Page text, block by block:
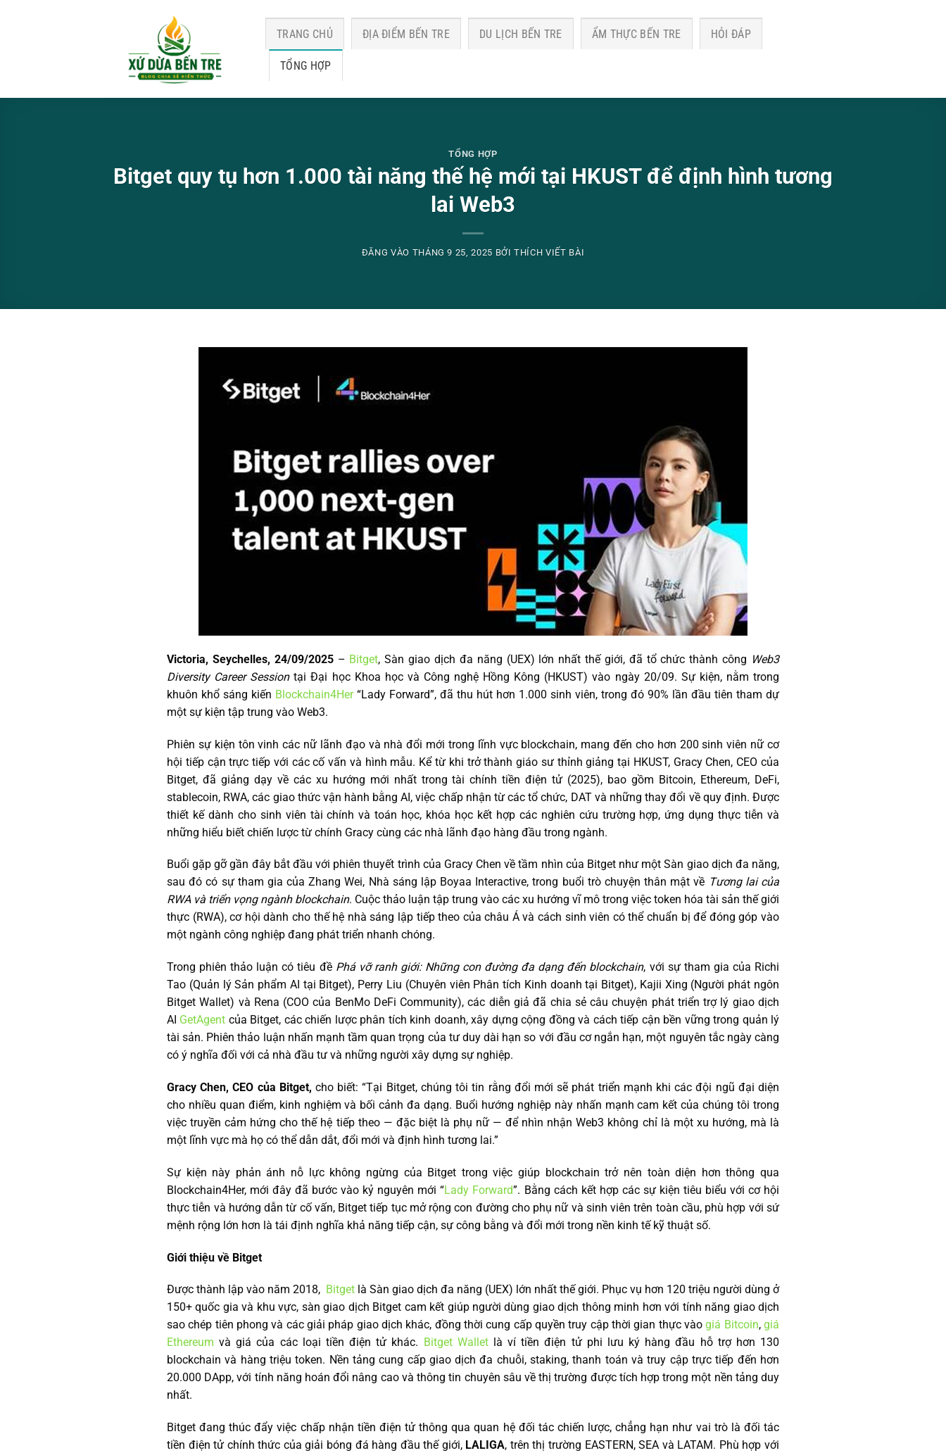
TRANG CHỦ ĐỊA ĐIỂM BẾN TRE DU LỊCH BẾN TRE ẨM THỰC BẾN TRE HỎI ĐÁP
TỔNG HỢP
TỔNG HỢP
Bitget quy tụ hơn 1.000 tài năng thế hệ mới tại HKUST để định hình tương
lai Web3
ĐĂNG VÀO THÁNG 9 25, 2025 BỞITHÍCH VIẾT BÀI
Victoria, Seychelles, 24/09/2025– Bitget, Sàn giao dịch đa năng (UEX) lớn nhất thế giới, đã tổ chức thành công Web3
Diversity Career Sessiontại Đại học Khoa học và Công nghệ Hồng Kông (HKUST) vào ngày 20/09. Sự kiện, nằm trong
khuôn khổ sáng kiến Blockchain4Her“Lady Forward”, đã thu hút hơn 1.000 sinh viên, trong đó 90% lần đầu tiên tham dự
một sự kiện tập trung vào Web3.
Phiên sự kiện tôn vinh các nữ lãnh đạo và nhà đổi mới trong lĩnh vực blockchain, mang đến cho hơn 200 sinh viên nữ cơ
hội tiếp cận trực tiếp với các cố vấn và hình mẫu. Kể từ khi trở thành giáo sư thỉnh giảng tại HKUST, Gracy Chen, CEO của
Bitget, đã giảng dạy về các xu hướng mới nhất trong tài chính tiền điện tử (2025), bao gồm Bitcoin, Ethereum, DeFi,
stablecoin, RWA, các giao thức vận hành bằng AI, việc chấp nhận từ các tổ chức, DAT và những thay đổi về quy định. Được
thiết kế dành cho sinh viên tài chính và toán học, khóa học kết hợp các nghiên cứu trường hợp, ứng dụng thực tiễn và
những hiểu biết chiến lược từ chính Gracy cùng các nhà lãnh đạo hàng đầu trong ngành.
Buổi gặp gỡ gần đây bắt đầu với phiên thuyết trình của Gracy Chen về tầm nhìn của Bitget như một Sàn giao dịch đa năng,
sau đó có sự tham gia của Zhang Wei, Nhà sáng lập Boyaa Interactive, trong buổi trò chuyện thân mật về Tương lai của
RWA và triển vọng ngành blockchain. Cuộc thảo luận tập trung vào các xu hướng vĩ mô trong việc token hóa tài sản thế giới
thực (RWA), cơ hội dành cho thế hệ nhà sáng lập tiếp theo của châu Á và cách sinh viên có thể chuẩn bị để đóng góp vào
một ngành công nghiệp đang phát triển nhanh chóng.
Trong phiên thảo luận có tiêu đề Phá vỡ ranh giới: Những con đường đa dạng đến blockchain, với sự tham gia của Richi
Tao (Quản lý Sản phẩm AI tại Bitget), Perry Liu (Chuyên viên Phân tích Kinh doanh tại Bitget), Kajii Xing (Người phát ngôn
Bitget Wallet) và Rena (COO của BenMo DeFi Community), các diễn giả đã chia sẻ câu chuyện phát triển trợ lý giao dịch
AI GetAgent của Bitget, các chiến lược phân tích kinh doanh, xây dựng cộng đồng và cách tiếp cận bền vững trong quản lý
tài sản. Phiên thảo luận nhấn mạnh tầm quan trọng của tư duy dài hạn so với đầu cơ ngắn hạn, một nguyên tắc ngày càng
có ý nghĩa đối với cả nhà đầu tư và những người xây dựng sự nghiệp.
Gracy Chen, CEO của Bitget,cho biết: “Tại Bitget, chúng tôi tin rằng đổi mới sẽ phát triển mạnh khi các đội ngũ đại diện
cho nhiều quan điểm, kinh nghiệm và bối cảnh đa dạng. Buổi hướng nghiệp này nhấn mạnh cam kết của chúng tôi trong
việc truyền cảm hứng cho thế hệ tiếp theo — đặc biệt là phụ nữ — để nhìn nhận Web3 không chỉ là một xu hướng, mà là
một lĩnh vực mà họ có thể dẫn dắt, đổi mới và định hình tương lai.”
Sự kiện này phản ánh nỗ lực không ngừng của Bitget trong việc giúp blockchain trở nên toàn diện hơn thông qua
Blockchain4Her, mới đây đã bước vào kỷ nguyên mới “Lady Forward”. Bằng cách kết hợp các sự kiện tiêu biểu với cơ hội
thực tiễn và hướng dẫn từ cố vấn, Bitget tiếp tục mở rộng con đường cho phụ nữ và sinh viên trên toàn cầu, phù hợp với sứ
mệnh rộng lớn hơn là tái định nghĩa khả năng tiếp cận, sự công bằng và đổi mới trong nền kinh tế kỹ thuật số.
Giới thiệu về Bitget
Được thành lập vào năm 2018, Bitget là Sàn giao dịch đa năng (UEX) lớn nhất thế giới. Phục vụ hơn 120 triệu người dùng ở
150+ quốc gia và khu vực, sàn giao dịch Bitget cam kết giúp người dùng giao dịch thông minh hơn với tính năng giao dịch
sao chép tiên phong và các giải pháp giao dịch khác, đồng thời cung cấp quyền truy cập thời gian thực vàogiá Bitcoin,giá
Ethereum và giá của các loại tiền điện tử khác. Bitget Walletlà ví tiền điện tử phi lưu ký hàng đầu hỗ trợ hơn 130
blockchain và hàng triệu token. Nền tảng cung cấp giao dịch đa chuỗi, staking, thanh toán và truy cập trực tiếp đến hơn
20.000 DApp, với tính năng hoán đổi nâng cao và thông tin chuyên sâu về thị trường được tích hợp trong một nền tảng duy
nhất.
Bitget đang thúc đẩy việc chấp nhận tiền điện tử thông qua quan hệ đối tác chiến lược, chẳng hạn như vai trò là đối tác
tiền điện tử chính thức của giải bóng đá hàng đầu thế giới, LALIGA, trên thị trường EASTERN, SEA và LATAM. Phù hợp với